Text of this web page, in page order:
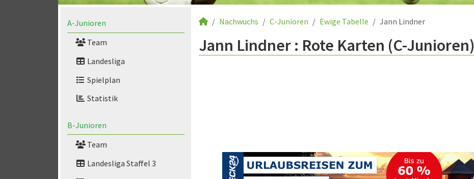
A-Junioren
Team
Landesliga
Spielplan
Statistik
B-Junioren
Team
Landesliga Staffel 3
Nachwuchs C-Junioren Ewige Tabelle Jann Lindner
Jann Lindner : Rote Karten (C-Junioren)